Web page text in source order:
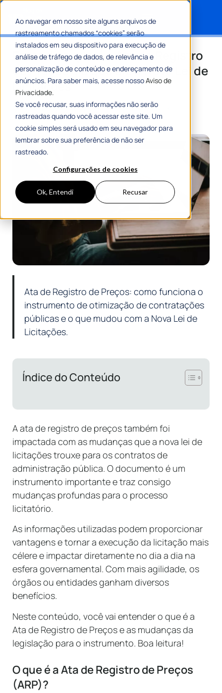
Ao navegar em nosso site alguns arquivos de
rastreamento chamados “cookies” serão
instalados em seu dispositivo para execução de
análise de tráfego de dados, de relevância e
personalização de conteúdo e endereçamento de
anúncios. Para saber mais, acesse nossoAviso de
Privacidade.
Se você recusar, suas informações não serão
rastreadas quando você acessar este site. Um
cookie simples será usado em seu navegador para
lembrar sobre sua preferência de não ser
rastreado.
Configurações de cookies
Ok, Entendi Recusar
Entenda o que é a Ata de Registro
de Preços e o que diz a Nova Lei de
Licitações
Por Maria Flávia Tavares
08 Fevereiro 2024
7 Min De Leitura
Ata de Registro de Preços: como funciona o
instrumento de otimização de contratações
públicas e o que mudou com a Nova Lei de
Licitações.
Índice do Conteúdo
A ata de registro de preços também foi
impactada com as mudanças que a nova lei de
licitações trouxe para os contratos de
administração pública. O documento é um
instrumento importante e traz consigo
mudanças profundas para o processo
licitatório.
As informações utilizadas podem proporcionar
vantagens e tornar a execução da licitação mais
célere e impactar diretamente no dia a dia na
esfera governamental. Com mais agilidade, os
órgãos ou entidades ganham diversos
benefícios.
Neste conteúdo, você vai entender o que é a
Ata de Registro de Preços e as mudanças da
legislação para o instrumento. Boa leitura!
O que é a Ata de Registro de Preços
(ARP)?